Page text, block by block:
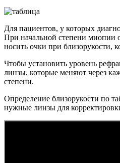
Для пациентов, у которых
При начальной степени миопии
носить очки при близорукости,
Чтобы установить уровень
линзы, которые меняют через
степени.
Определение близорукости по
нужные линзы для